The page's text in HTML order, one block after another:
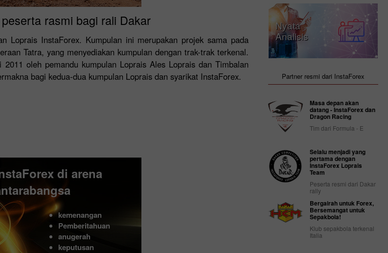
rasmi bagi rali Dakar
Loprais InstaForex. Kumpulan ini merupakan projek sama pada
Tatra, yang menyediakan kumpulan dengan trak-trak terkenal.
oleh pemandu kumpulan Loprais Ales Loprais dan Timbalan
bagi kedua-dua kumpulan Loprais dan syarikat InstaForex.
di arena
kemenangan
Pemberitahuan
anugerah
keputusan
Nyata
Analisis
Partner resmi dari InstaForex
Masa depan akan
datang - InstaForex dan
Dragon Racing
Tim dari Formula - E
Selalu menjadi yang
pertama dengan
InstaForex Loprais
Team
Peserta resmi dari Dakar
rally
Bergairah untuk Forex,
Bersemangat untuk
Sepakbola!
Klub sepakbola terkenal
Italia